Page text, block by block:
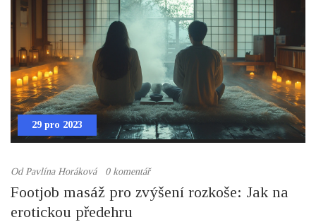
29 pro 2023
OdPavlína Horáková 0 komentář
Footjob masáž pro zvýšení rozkoše: Jak na
erotickou předehru